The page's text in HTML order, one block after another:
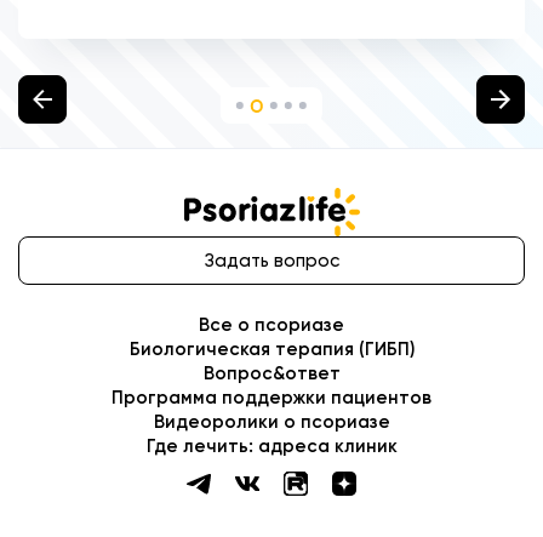
Задать вопрос
Все о псориазе
Биологическая терапия (ГИБП)
Вопрос&ответ
Программа поддержки пациентов
Видеоролики о псориазе
Где лечить: адреса клиник